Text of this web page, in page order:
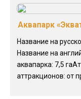
Аквапарк
Название на
Название на
аквапарка: 7,5
аттракционов: от